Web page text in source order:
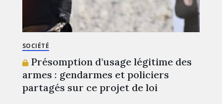
SOCIÉTÉ
Présomption d’usage légitime des
armes : gendarmes et policiers
partagés sur ce projet de loi